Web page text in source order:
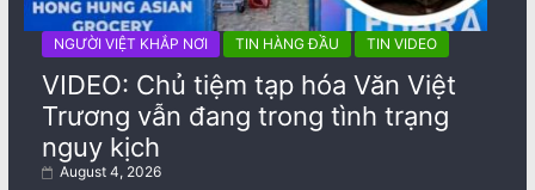
NGƯỜI VIỆT KHẮP NƠI TIN HÀNG ĐẦU TIN VIDEO
VIDEO: Chủ tiệm tạp hóa Văn Việt
Trương vẫn đang trong tình trạng
nguy kịch
August 4, 2026